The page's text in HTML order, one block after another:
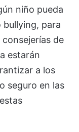
niño pueda
bullying, para
de
estarán
a los
seguro en las